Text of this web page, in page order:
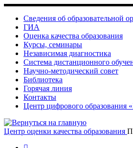
Skip
content
Сведения об образовательной
ГИА
Оценка качества образования
Курсы, семинары
Независимая диагностика
Система дистанционного
Научно-методический совет
Библиотека
Горячая линия
Контакты
Центр цифрового образования
Центр оценки качества образования